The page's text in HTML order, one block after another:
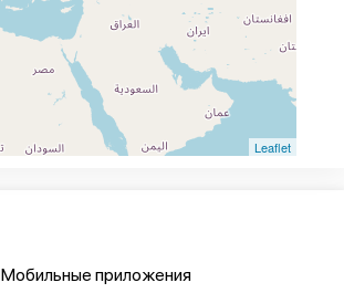
Leaflet
Мобильные приложения